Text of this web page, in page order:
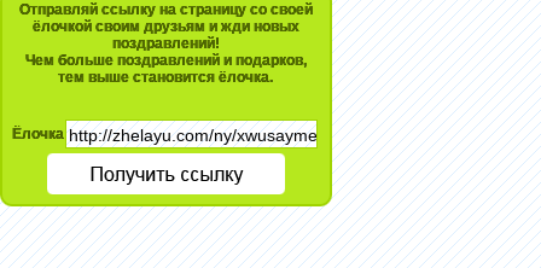
Отправляй ссылку на страницу со своей
ёлочкой своим друзьям и жди новых
поздравлений!
Чем больше поздравлений и подарков,
тем выше становится ёлочка.
Ёлочка